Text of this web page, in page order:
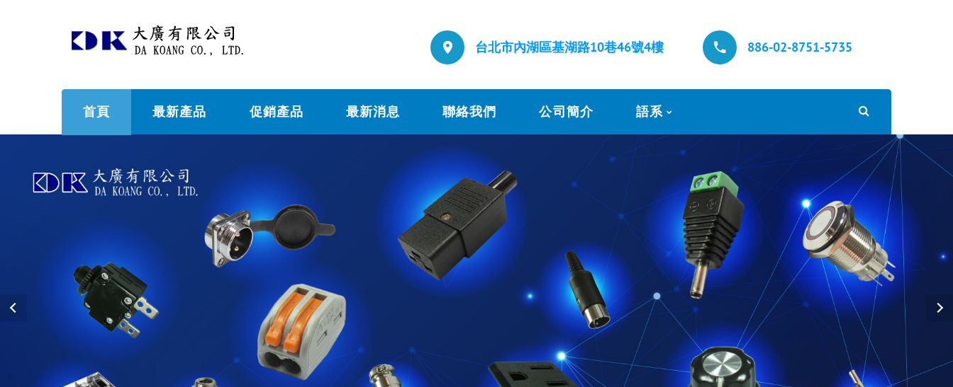
台北市內湖區基湖路10巷46號4樓 886-02-8751-5735
首頁 最新產品 促銷產品 最新消息 聯絡我們 公司簡介 語系